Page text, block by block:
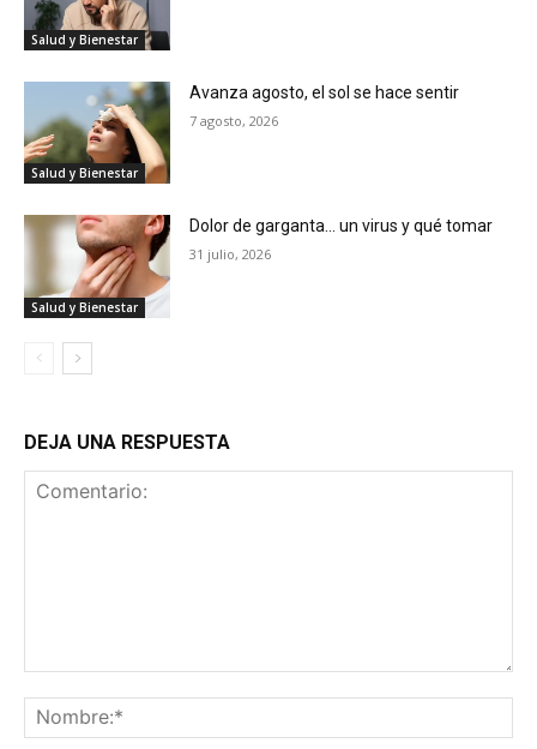
Salud y Bienestar
Salud y Bienestar
Avanza agosto, el sol se hace sentir
7 agosto, 2026
Salud y Bienestar
Dolor de garganta… un virus y qué tomar
31 julio, 2026
DEJA UNA RESPUESTA